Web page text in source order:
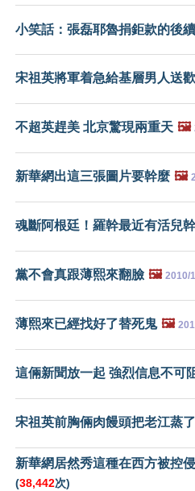
小笑話：張磊耶魯捐鉅款的後續
宋祖英將軍着急給基層男人送
不超英趕美 北京驚現兩重天 🖼️
新華網出這三張圖片要幹麼 🖼️
魂斷阿根廷！羅幹最近有活兒
黨不會真跟薄熙來翻臉 🖼️ 2010/
薄熙來已經找好了替死鬼 🖼️
這倆新聞放一起 強烈信息不可
宋祖英前胸倆肉饅頭把老江蒸
新華網居然秀這種在西方被控
(38,442次)